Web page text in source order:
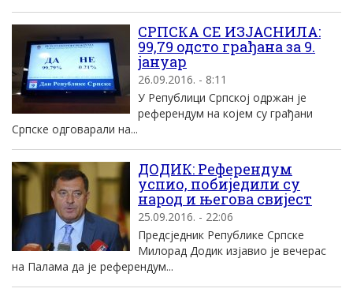
СРПСКА СЕ ИЗЈАСНИЛА:
99,79 одсто грађана за 9.
јануар
26.09.2016. - 8:11
У Републици Српској одржан је
референдум на којем су грађани
Српске одговарали на...
ДОДИК: Референдум
успио, побиједили су
народ и његова свијест
25.09.2016. - 22:06
Предсједник Републике Српске
Милорад Додик изјавио је вечерас
на Палама да је референдум...